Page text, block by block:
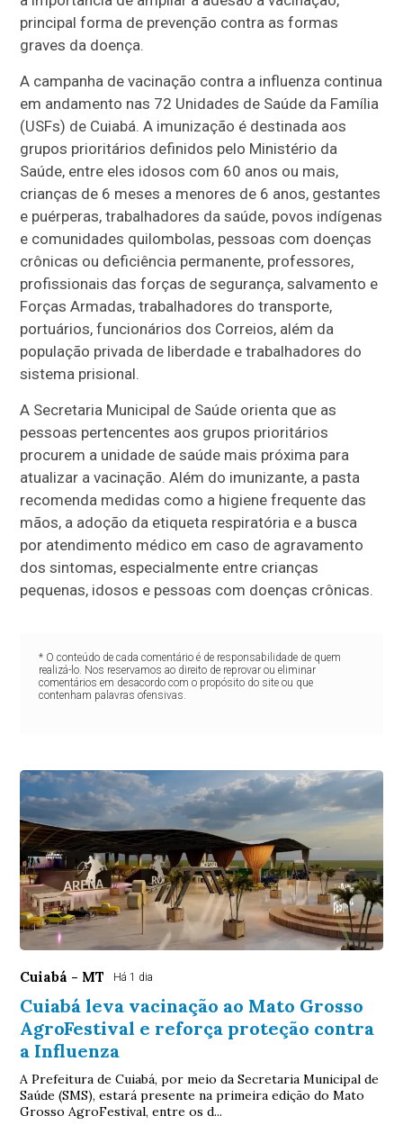
principal forma de prevenção contra as formas
graves da doença.
A campanha de vacinação contra a influenza continua
em andamento nas 72 Unidades de Saúde da Família
(USFs) de Cuiabá. A imunização é destinada aos
grupos prioritários definidos pelo Ministério da
Saúde, entre eles idosos com 60 anos ou mais,
crianças de 6 meses a menores de 6 anos, gestantes
e puérperas, trabalhadores da saúde, povos indígenas
e comunidades quilombolas, pessoas com doenças
crônicas ou deficiência permanente, professores,
profissionais das forças de segurança, salvamento e
Forças Armadas, trabalhadores do transporte,
portuários, funcionários dos Correios, além da
população privada de liberdade e trabalhadores do
sistema prisional.
A Secretaria Municipal de Saúde orienta que as
pessoas pertencentes aos grupos prioritários
procurem a unidade de saúde mais próxima para
atualizar a vacinação. Além do imunizante, a pasta
recomenda medidas como a higiene frequente das
mãos, a adoção da etiqueta respiratória e a busca
por atendimento médico em caso de agravamento
dos sintomas, especialmente entre crianças
pequenas, idosos e pessoas com doenças crônicas.
* O conteúdo de cada comentário é de responsabilidade de quem
realizá-lo. Nos reservamos ao direito de reprovar ou eliminar
comentários em desacordo com o propósito do site ou que
contenham palavras ofensivas.
Cuiabá - MT Há 1 dia
Cuiabá leva vacinação ao Mato Grosso
AgroFestival e reforça proteção contra
a Influenza
A Prefeitura de Cuiabá, por meio da Secretaria Municipal de
Saúde (SMS), estará presente na primeira edição do Mato
Grosso AgroFestival, entre os d...